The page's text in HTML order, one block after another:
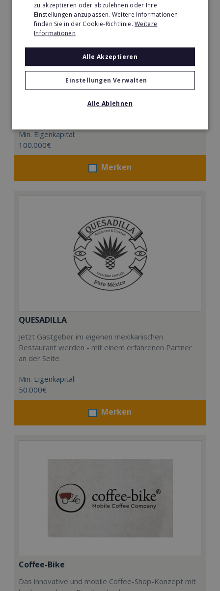
Mindways 3D TrickArt
3D TrickArt ist der neue Mega-Freizeittrend für die
Min. Eigenkapital:
100.000€
Merken
QUESADILLA
Jetzt Gastgeber im eigenen mexikanischen
Restaurant werden - mit einem erfahrenen Partner
an der Seite.
Min. Eigenkapital:
50.000€
Merken
Coffee-Bike
Das innovative und mobile Coffee-Shop-Konzept mit
zu akzeptieren oder abzulehnen oder Ihre
Einstellungen anzupassen. Weitere Informationen
finden Sie in der Cookie-Richtlinie.Weitere
Informationen
Alle Akzeptieren
Einstellungen Verwalten
Alle Ablehnen